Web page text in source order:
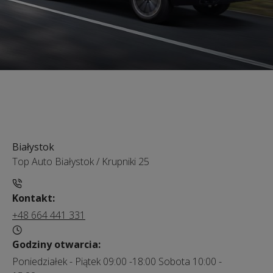
Białystok
Top Auto Białystok/ Krupniki 25
Kontakt:
+48 664 441 331
Godziny otwarcia:
Poniedziałek - Piątek 09:00 -18:00 Sobota 10:00 -